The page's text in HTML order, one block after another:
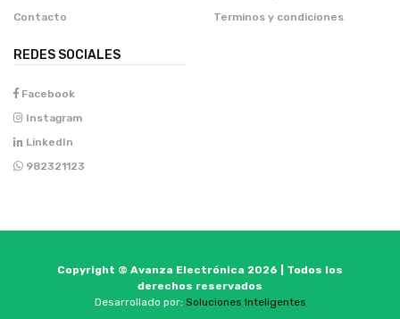
Contacto
Terminos y condiciones
REDES SOCIALES
Facebook
Instagram
LinkedIn
982321123
Copyright © Avanza Electrónica 2026 | Todos los
derechos reservados
Desarrollado por: Soluciones Inteligentes